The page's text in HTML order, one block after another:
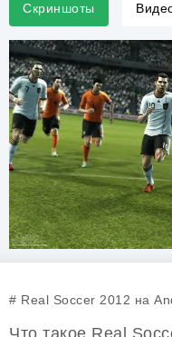
Скриншоты
# Real Soccer 2012 на
Что такое Real